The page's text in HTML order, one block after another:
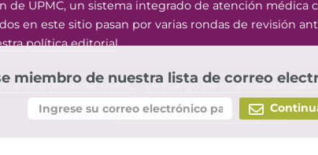
de UPMC, un sistema integrado de atención
en este sitio pasan por varias rondas de revisión
política editorial.
electrónico de UPMC Descargo de responsabilidad
© 2026UPMC HealthBeat en Español
miembro de nuestra lista de correo